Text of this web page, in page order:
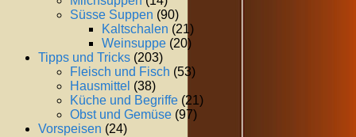
Süsse Suppen (90)
Kaltschalen (21)
Weinsuppe (20)
Tipps und Tricks (203)
Fleisch und Fisch (53)
Hausmittel (38)
Küche und Begriffe (21)
Obst und Gemüse (97)
Vorspeisen (24)